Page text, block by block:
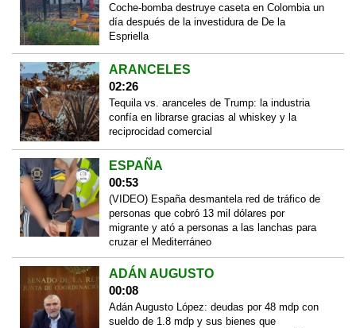
Coche-bomba destruye caseta en Colombia un
día después de la investidura de De la
Espriella
ARANCELES
02:26
Tequila vs. aranceles de Trump: la industria
confía en librarse gracias al whiskey y la
reciprocidad comercial
ESPAÑA
00:53
(VIDEO) España desmantela red de tráfico de
personas que cobró 13 mil dólares por
migrante y ató a personas a las lanchas para
cruzar el Mediterráneo
ADÁN AUGUSTO
00:08
Adán Augusto López: deudas por 48 mdp con
sueldo de 1.8 mdp y sus bienes que